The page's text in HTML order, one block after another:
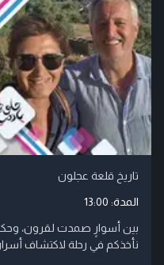
تاريخ قلعة عجلون
المدة: 13:00
بين أسوارٍ صمدت لقرون،
نأخذكم في رحلة لاكتشاف